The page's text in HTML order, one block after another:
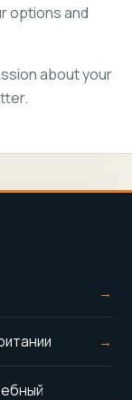
options and
about your